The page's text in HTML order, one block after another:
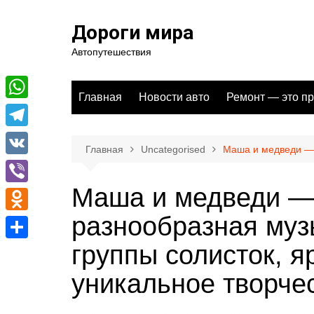
Дороги мира
Автопутешествия
Главная Новости авто Ремонт — это
Главная Uncategorised Маша и медведи —
Маша и медведи
разнообразная
группы солисток,
уникальное
W
h
a
A
T
e
l
e
g
V
K
V
i
b
O